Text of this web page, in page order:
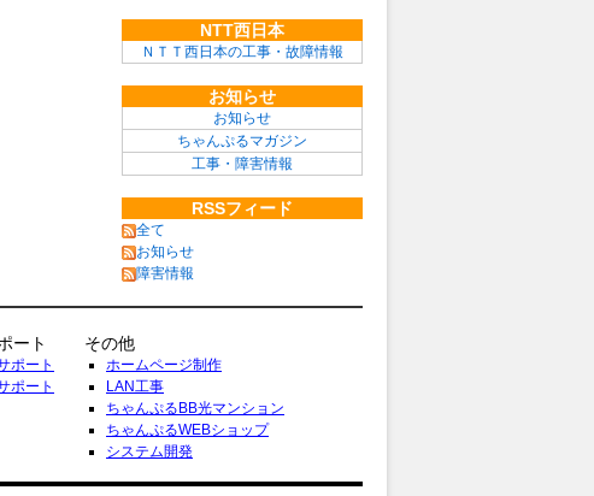
NTT西日本
ＮＴＴ西日本の工事・故障情報
お知らせ
お知らせ
ちゃんぷるマガジン
工事・障害情報
RSSフィード
全て
お知らせ
障害情報
ート
ポート
ポート
その他
ホームページ制作
LAN工事
ちゃんぷるBB光マンション
ちゃんぷるWEBショップ
システム開発